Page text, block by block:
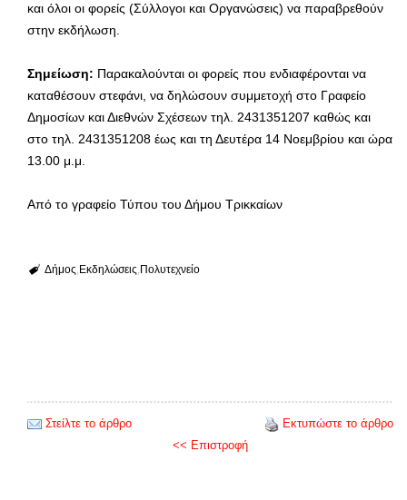
και όλοι οι φορείς (Σύλλογοι και Οργανώσεις) να παραβρεθούν
στην εκδήλωση.
Σημείωση: Παρακαλούνται οι φορείς που ενδιαφέρονται να
καταθέσουν στεφάνι, να δηλώσουν συμμετοχή στο Γραφείο
Δημοσίων και Διεθνών Σχέσεων τηλ. 2431351207 καθώς και
στο τηλ. 2431351208 έως και τη Δευτέρα 14 Νοεμβρίου και ώρα
13.00 μ.μ.
Από το γραφείο Τύπου του Δήμου Τρικκαίων
Δήμος Εκδηλώσεις Πολυτεχνείο
Στείλτε το άρθρο
Εκτυπώστε το άρθρο
<< Επιστροφή